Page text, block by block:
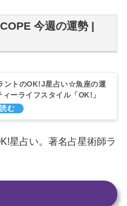
今週の運勢 |
ントのOK!J星占い☆魚座の運
ーライフスタイル「OK!」
式WEBマガジン
星占い。著名占星術師ラ